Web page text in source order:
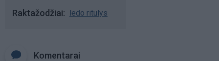
Raktažodžiai ledo ritulys
Komentarai